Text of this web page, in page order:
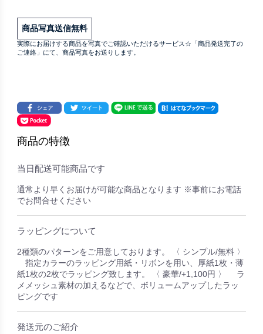
商品写真送信無料
実際にお届けする商品を写真でご確認いただけるサービス☆「商品発送完了の
ご連絡」にて、商品写真をお送りします。
商品の特徴
当日配送可能商品です
通常より早くお届けが可能な商品となります ※事前にお電話
でお問合せください
ラッピングについて
2種類のパターンをご用意しております。 〈 シンプル/無料 〉
指定カラーのラッピング用紙・リボンを用い、厚紙1枚・薄
紙1枚の2枚でラッピング致します。 〈 豪華/+1,100円 〉 ラ
メメッシュ素材の加えるなどで、ボリュームアップしたラッ
ピングです
発送元のご紹介